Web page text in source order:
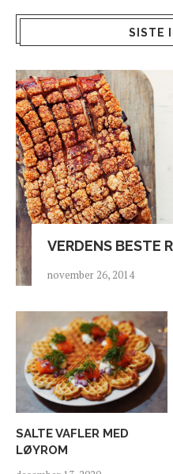
SISTE
VERDENS BESTE
november 26, 2014
SALTE VAFLER MED
LØYROM